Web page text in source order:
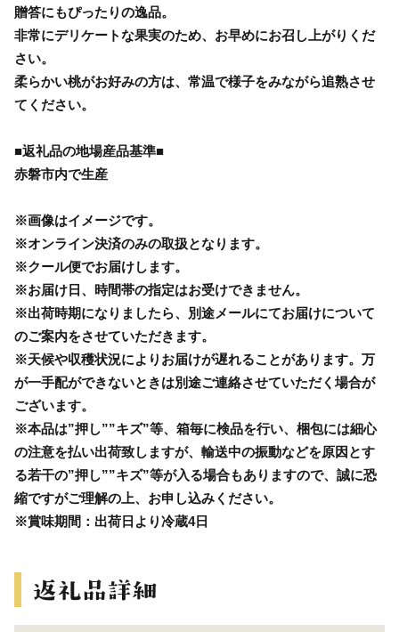
贈答にもぴったりの逸品。
非常にデリケートな果実のため、お早めにお召し上がりくだ
さい。
柔らかい桃がお好みの方は、常温で様子をみながら追熟させ
てください。
■返礼品の地場産品基準■
赤磐市内で生産
※画像はイメージです。
※オンライン決済のみの取扱となります。
※クール便でお届けします。
※お届け日、時間帯の指定はお受けできません。
※出荷時期になりましたら、別途メールにてお届けについて
のご案内をさせていただきます。
※天候や収穫状況によりお届けが遅れることがあります。万
が一手配ができないときは別途ご連絡させていただく場合が
ございます。
※本品は”押し””キズ”等、箱毎に検品を行い、梱包には細心
の注意を払い出荷致しますが、輸送中の振動などを原因とす
る若干の”押し””キズ”等が入る場合もありますので、誠に恐
縮ですがご理解の上、お申し込みください。
※賞味期間：出荷日より冷蔵4日